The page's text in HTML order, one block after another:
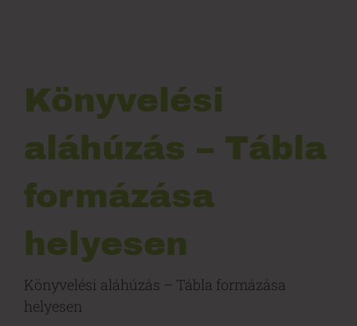
Könyvelési
aláhúzás – Tábla
formázása
helyesen
Könyvelési aláhúzás – Tábla formázása
helyesen